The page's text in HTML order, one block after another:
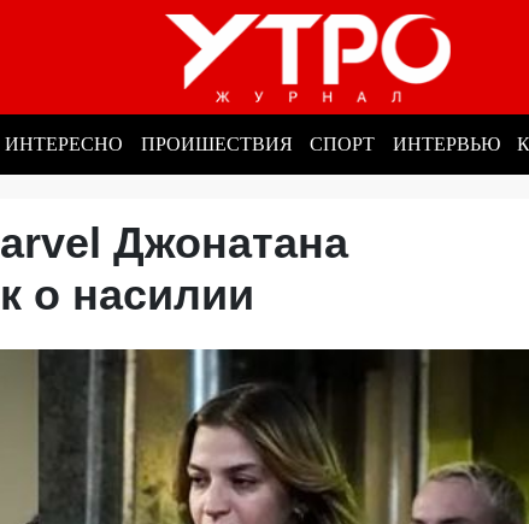
ИНТЕРЕСНО ПРОИШЕСТВИЯ СПОРТ ИНТЕРВЬЮ
Джонатана
о насилии